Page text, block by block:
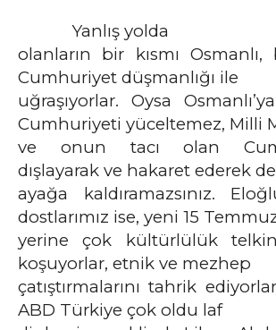
Yanlış yolda
olanların bir kısmı Osmanlı,
Cumhuriyet düşmanlığı ile
uğraşıyorlar. Oysa
Cumhuriyeti yüceltemez, Milli
ve onun tacı olan
dışlayarak ve hakaret ederek de
ayağa kaldıramazsınız.
dostlarımız ise, yeni 15
yerine çok kültürlülük
koşuyorlar, etnik ve mezhep
çatıştırmalarını tahrik
ABD Türkiye çok oldu laf